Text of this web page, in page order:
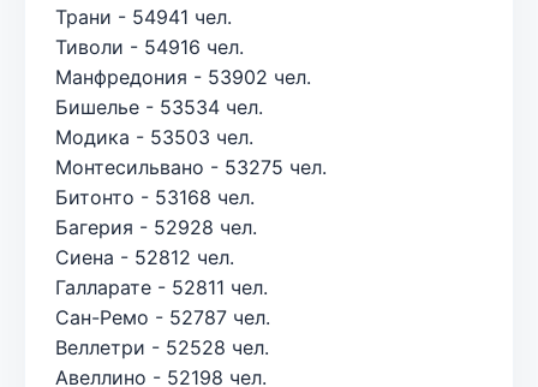
Трани - 54941 чел.
Тиволи - 54916 чел.
Манфредония - 53902 чел.
Бишелье - 53534 чел.
Модика - 53503 чел.
Монтесильвано - 53275 чел.
Битонто - 53168 чел.
Багерия - 52928 чел.
Сиена - 52812 чел.
Галларате - 52811 чел.
Сан-Ремо - 52787 чел.
Веллетри - 52528 чел.
Авеллино - 52198 чел.